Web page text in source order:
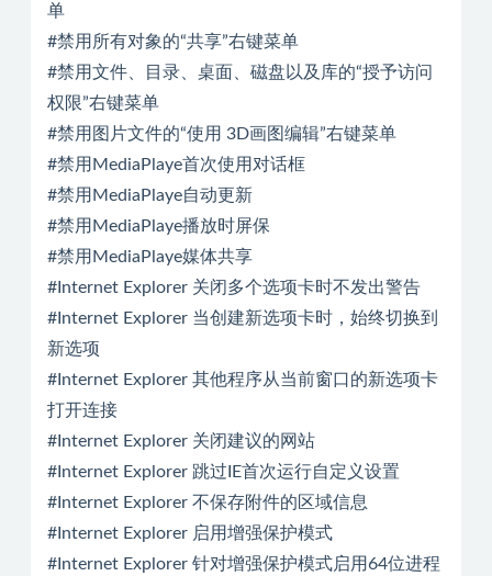
单
#禁用所有对象的“共享”右键菜单
#禁用文件、目录、桌面、磁盘以及库的“授予访问
权限”右键菜单
#禁用图片文件的“使用 3D画图编辑”右键菜单
#禁用MediaPlaye首次使用对话框
#禁用MediaPlaye自动更新
#禁用MediaPlaye播放时屏保
#禁用MediaPlaye媒体共享
#Internet Explorer 关闭多个选项卡时不发出警告
#Internet Explorer 当创建新选项卡时，始终切换到
新选项
#Internet Explorer 其他程序从当前窗口的新选项卡
打开连接
#Internet Explorer 关闭建议的网站
#Internet Explorer 跳过IE首次运行自定义设置
#Internet Explorer 不保存附件的区域信息
#Internet Explorer 启用增强保护模式
#Internet Explorer 针对增强保护模式启用64位进程